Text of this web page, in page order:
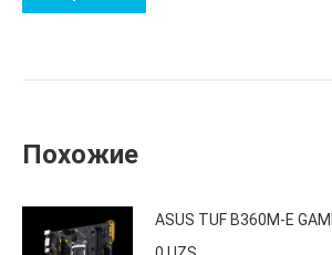
Похожие
ASUS TUF B360M-E